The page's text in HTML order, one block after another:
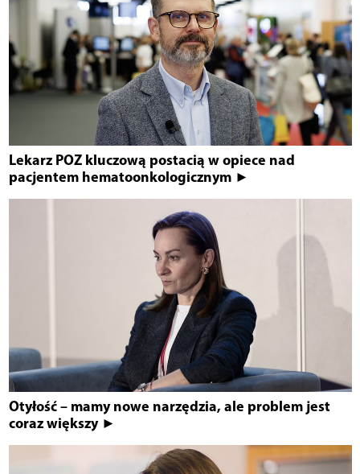
Lekarz POZ kluczową postacią w opiece nad
pacjentem hematoonkologicznym ►
Otyłość – mamy nowe narzędzia, ale problem jest
coraz większy ►